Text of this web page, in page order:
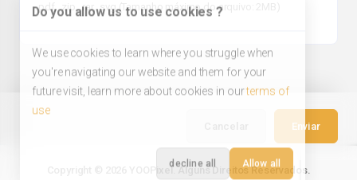
.pdf, .zip, .rar, .svg (Tamanho máximo do arquivo: 2MB)
Enviar
Copyright © 2026 YOOPixel. Alguns Direitos Reservados.
Do you allow us to use cookies ?
We use cookies to learn where you struggle when
you're navigating our website and them for your
future visit, learn more about cookies in ourterms of
use
decline all Allow all